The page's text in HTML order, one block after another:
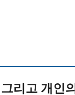
리고 개인의